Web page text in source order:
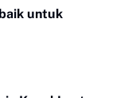
untuk